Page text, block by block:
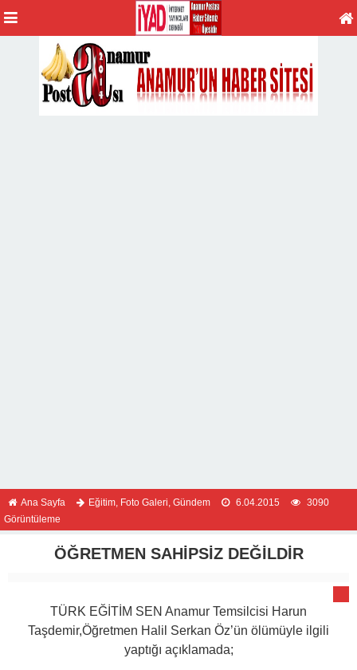
Ana Sayfa Eğitim, Foto Galeri, Gündem 6.04.2015
3090
Görüntüleme
ÖĞRETMEN SAHİPSİZ DEĞİLDİR
TÜRK EĞİTİM SEN Anamur Temsilcisi Harun
Taşdemir,Öğretmen Halil Serkan Öz’ün ölümüyle ilgili
yaptığı açıklamada;